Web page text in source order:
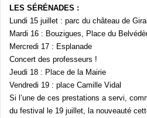
LES SÉRÉNADES :
Lundi 15 juillet : parc du château de
Mardi 16 : Bouzigues, Place du
Mercredi 17 : Esplanade
Concert des professeurs !
Jeudi 18 : Place de la Mairie
Vendredi 19 : place Camille Vidal
Si l’une de ces prestations a servi,
du festival le 19 juillet, la nouveauté